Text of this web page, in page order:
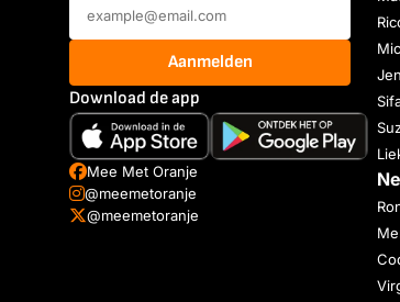
Aanmelden
Download de app
Mee Met Oranje
@meemetoranje
@meemetoranje